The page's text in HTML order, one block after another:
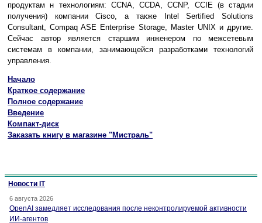
продуктам н технологиям: CCNA, CCDA, CCNP, CCIE (в стадии
получения) компании Cisco, а также Intel Sertified Solutions
Consultant, Compaq ASE Enterprise Storage, Master UNIX и другие.
Сейчас автор является старшим инженером по межсетевым
системам в компании, занимающейся разработками технологий
управления.
Начало
Краткое содержание
Полное содержание
Введение
Компакт-диск
Заказать книгу в магазине "Мистраль"
Новости IT
6 августа 2026
OpenAI замедляет исследования после неконтролируемой активности
ИИ-агентов